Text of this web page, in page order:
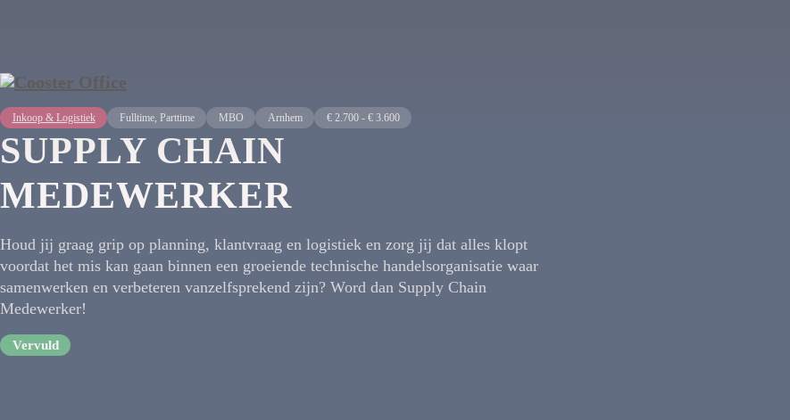
Inkoop & Logistiek Fulltime, Parttime MBO Arnhem € 2.700 - € 3.600
SUPPLY CHAIN
MEDEWERKER
Houd jij graag grip op planning, klantvraag en logistiek en zorg jij dat alles klopt
voordat het mis kan gaan binnen een groeiende technische handelsorganisatie waar
samenwerken en verbeteren vanzelfsprekend zijn? Word dan Supply Chain
Medewerker!
Vervuld